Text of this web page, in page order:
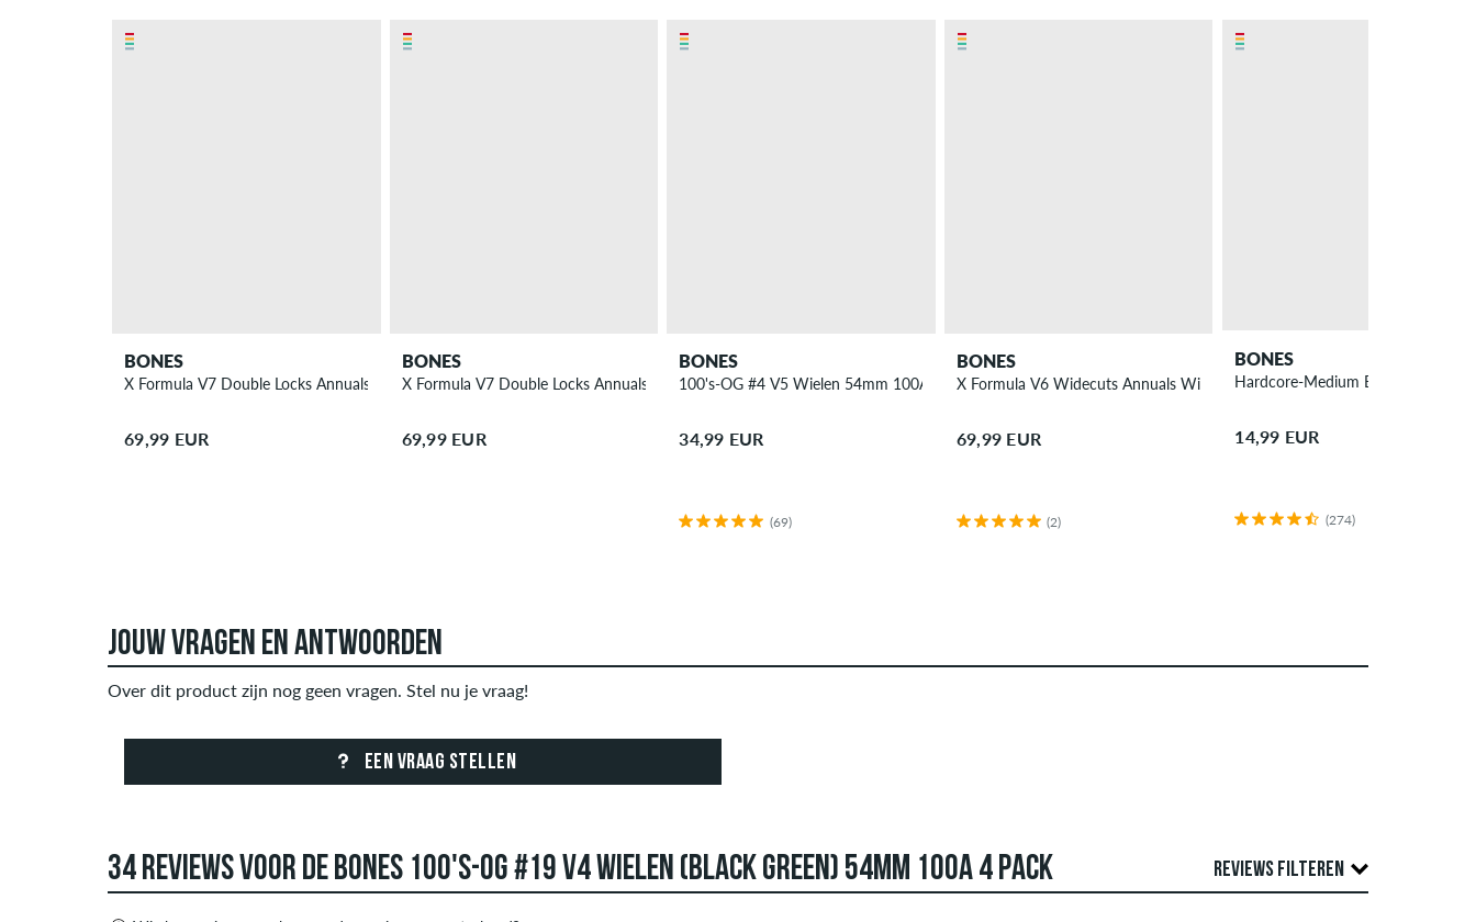
BONES
X Formula V7 Double Locks Annuals Wielen 56 mm 97A 4 Pack
69,99 EUR
BONES
X Formula V7 Double Locks Annuals Wielen 54 mm 99A 4 Pack
69,99 EUR
BONES
100's-OG #4 V5 Wielen 54mm 100A 4 Pack
34,99 EUR
(69)
BONES
X Formula V6 Widecuts Annuals Wielen 55 mm 99A 4 Pack
69,99 EUR
(2)
BONES
Hardcore-Medium Bushings 91A
14,99 EUR
(274)
JOUW VRAGEN EN ANTWOORDEN
Over dit product zijn nog geen vragen. Stel nu je vraag!
EEN VRAAG STELLEN
34 REVIEWS VOOR DE BONES 100'S-OG #19 V4 WIELEN (BLACK GREEN) 54MM 100A 4 PACK REVIEWS FILTEREN